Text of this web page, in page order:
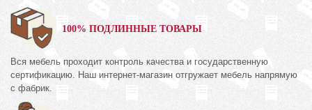
100% ПОДЛИННЫЕ ТОВАРЫ
Вся мебель проходит контроль качества и государственную
сертификацию. Наш интернет-магазин отгружает мебель напрямую
с фабрик.